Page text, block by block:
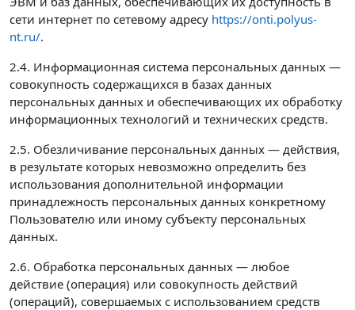
сети интернет по сетевому адресу https://onti.polyus-
nt.ru/.
2.4. Информационная система персональных данных —
совокупность содержащихся в базах данных
персональных данных и обеспечивающих их обработку
информационных технологий и технических средств.
2.5. Обезличивание персональных данных — действия,
в результате которых невозможно определить без
использования дополнительной информации
принадлежность персональных данных конкретному
Пользователю или иному субъекту персональных
данных.
2.6. Обработка персональных данных — любое
действие (операция) или совокупность действий
(операций), совершаемых с использованием средств